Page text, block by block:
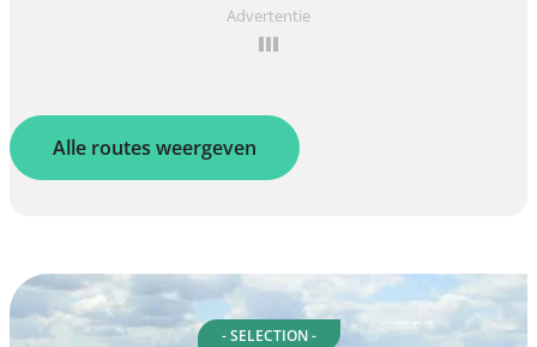
Advertentie
Alle routes weergeven
- SELECTION -